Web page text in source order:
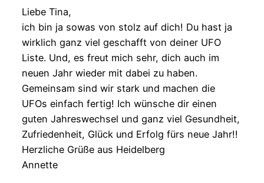
Liebe Tina,
ich bin ja sowas von stolz auf dich! Du hast ja
wirklich ganz viel geschafft von deiner UFO
Liste. Und, es freut mich sehr, dich auch im
neuen Jahr wieder mit dabei zu haben.
Gemeinsam sind wir stark und machen die
UFOs einfach fertig! Ich wünsche dir einen
guten Jahreswechsel und ganz viel Gesundheit,
Zufriedenheit, Glück und Erfolg fürs neue Jahr!!
Herzliche Grüße aus Heidelberg
Annette